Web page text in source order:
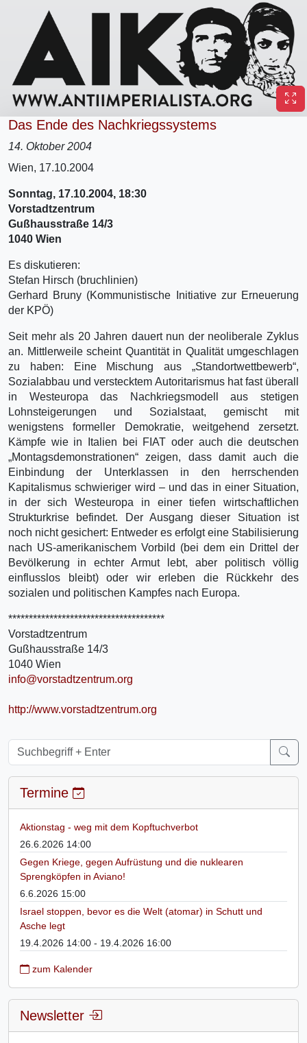
Das Ende des Nachkriegssystems
14. Oktober 2004
Wien, 17.10.2004
Sonntag, 17.10.2004, 18:30
Vorstadtzentrum
Gußhausstraße 14/3
1040 Wien
Es diskutieren:
Stefan Hirsch (bruchlinien)
Gerhard Bruny (Kommunistische Initiative zur Erneuerung
der KPÖ)
Seit mehr als 20 Jahren dauert nun der neoliberale Zyklus
an. Mittlerweile scheint Quantität in Qualität umgeschlagen
zu haben: Eine Mischung aus „Standortwettbewerb“,
Sozialabbau und verstecktem Autoritarismus hat fast überall
in Westeuropa das Nachkriegsmodell aus stetigen
Lohnsteigerungen und Sozialstaat, gemischt mit
wenigstens formeller Demokratie, weitgehend zersetzt.
Kämpfe wie in Italien bei FIAT oder auch die deutschen
„Montagsdemonstrationen“ zeigen, dass damit auch die
Einbindung der Unterklassen in den herrschenden
Kapitalismus schwieriger wird – und das in einer Situation,
in der sich Westeuropa in einer tiefen wirtschaftlichen
Strukturkrise befindet. Der Ausgang dieser Situation ist
noch nicht gesichert: Entweder es erfolgt eine Stabilisierung
nach US-amerikanischem Vorbild (bei dem ein Drittel der
Bevölkerung in echter Armut lebt, aber politisch völlig
einflusslos bleibt) oder wir erleben die Rückkehr des
sozialen und politischen Kampfes nach Europa.
**************************************
Vorstadtzentrum
Gußhausstraße 14/3
1040 Wien
info@vorstadtzentrum.org
http://www.vorstadtzentrum.org
Termine
Aktionstag - weg mit dem Kopftuchverbot
26.6.2026 14:00
Gegen Kriege, gegen Aufrüstung und die nuklearen
Sprengköpfen in Aviano!
6.6.2026 15:00
Israel stoppen, bevor es die Welt (atomar) in Schutt und
Asche legt
19.4.2026 14:00 - 19.4.2026 16:00
zum Kalender
Newsletter